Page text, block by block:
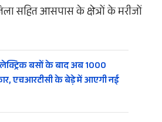
सहित आसपास के क्षेत्रों के मरीजों
बसों के बाद अब 1000
एचआरटीसी के बेड़े में आएगी नई